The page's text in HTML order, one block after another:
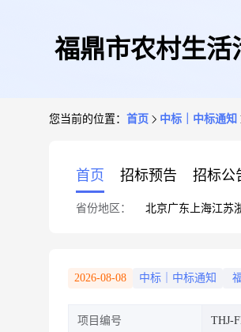
福鼎市农村生活
您当前的位置： 首页 中标｜中标通知
首页 招标预告 招标公
省份地区： 北京广东 上海江苏
2026-08-08 中标｜中标通知
项目编号 THJ-